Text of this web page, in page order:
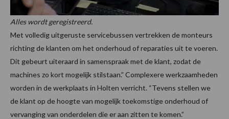
Alles wordt geregistreerd.
Met volledig uitgeruste servicebussen vertrekken de monteurs
richting de klanten om het onderhoud of reparaties uit te voeren.
Dit gebeurt uiteraard in samenspraak met de klant, zodat de
machines zo kort mogelijk stilstaan.” Complexere werkzaamheden
worden in de werkplaats in Holten verricht. “Tevens stellen we
de klant op de hoogte van mogelijk toekomstige onderhoud of
vervanging van onderdelen die er aan zitten te komen.”